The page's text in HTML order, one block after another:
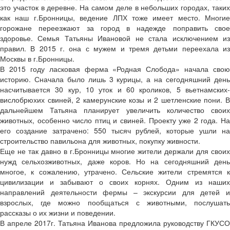
это участок в деревне. На самом деле в небольших городах, таких
как наш г.Бронницы, ведение ЛПХ тоже имеет место. Многие
горожане переезжают за город в надежде поправить свое
здоровье. Семья Татьяны Ивановой не стала исключением из
правил. В 2015 г. она с мужем и тремя детьми переехала из
Москвы в г.Бронницы.
В 2015 году ласковая ферма «Родная Слобода» начала свою
историю. Сначала было лишь 3 курицы, а на сегодняшний день
насчитывается 30 кур, 10 уток и 60 кроликов, 5 вьетнамских-
вислобрюхих свиней, 2 камерунские козы и 2 шетленские пони. В
дальнейшем Татьяна планирует увеличить количество своих
животных, особенно число птиц и свиней. Проекту уже 2 года. На
его создание затрачено: 550 тысяч рублей, которые ушли на
строительство павильона для животных, покупку живности.
Еще не так давно в г.Бронницы многие жители держали для своих
нужд сельхозживотных, даже коров. Но на сегодняшний день
многое, к сожалению, утрачено. Сельские жители стремятся к
цивилизации и забывают о своих корнях. Одним из наших
направлений деятельности фермы – экскурсии для детей и
взрослых, где можно пообщаться с животными, послушать
рассказы о их жизни и поведении.
В апреле 2017г. Татьяна Иванова предложила руководству ГКУСО